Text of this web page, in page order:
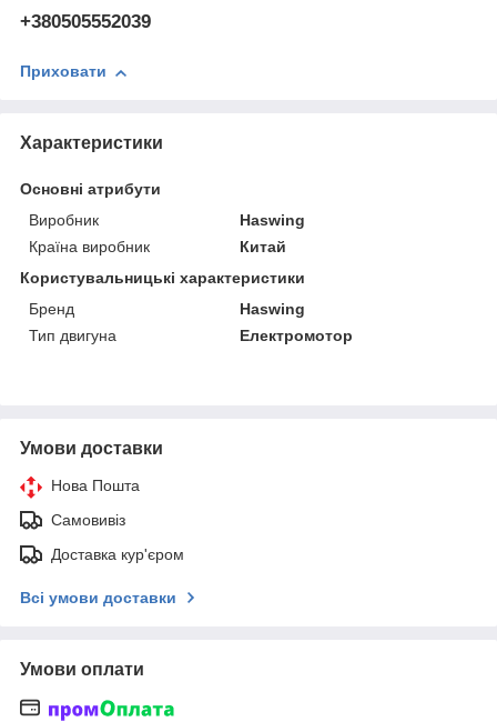
+380505552039
Приховати
Характеристики
Основні атрибути
Виробник
Haswing
Країна виробник
Китай
Користувальницькі характеристики
Бренд
Haswing
Тип двигуна
Електромотор
Умови доставки
Нова Пошта
Самовивіз
Доставка кур'єром
Всі умови доставки
Умови оплати